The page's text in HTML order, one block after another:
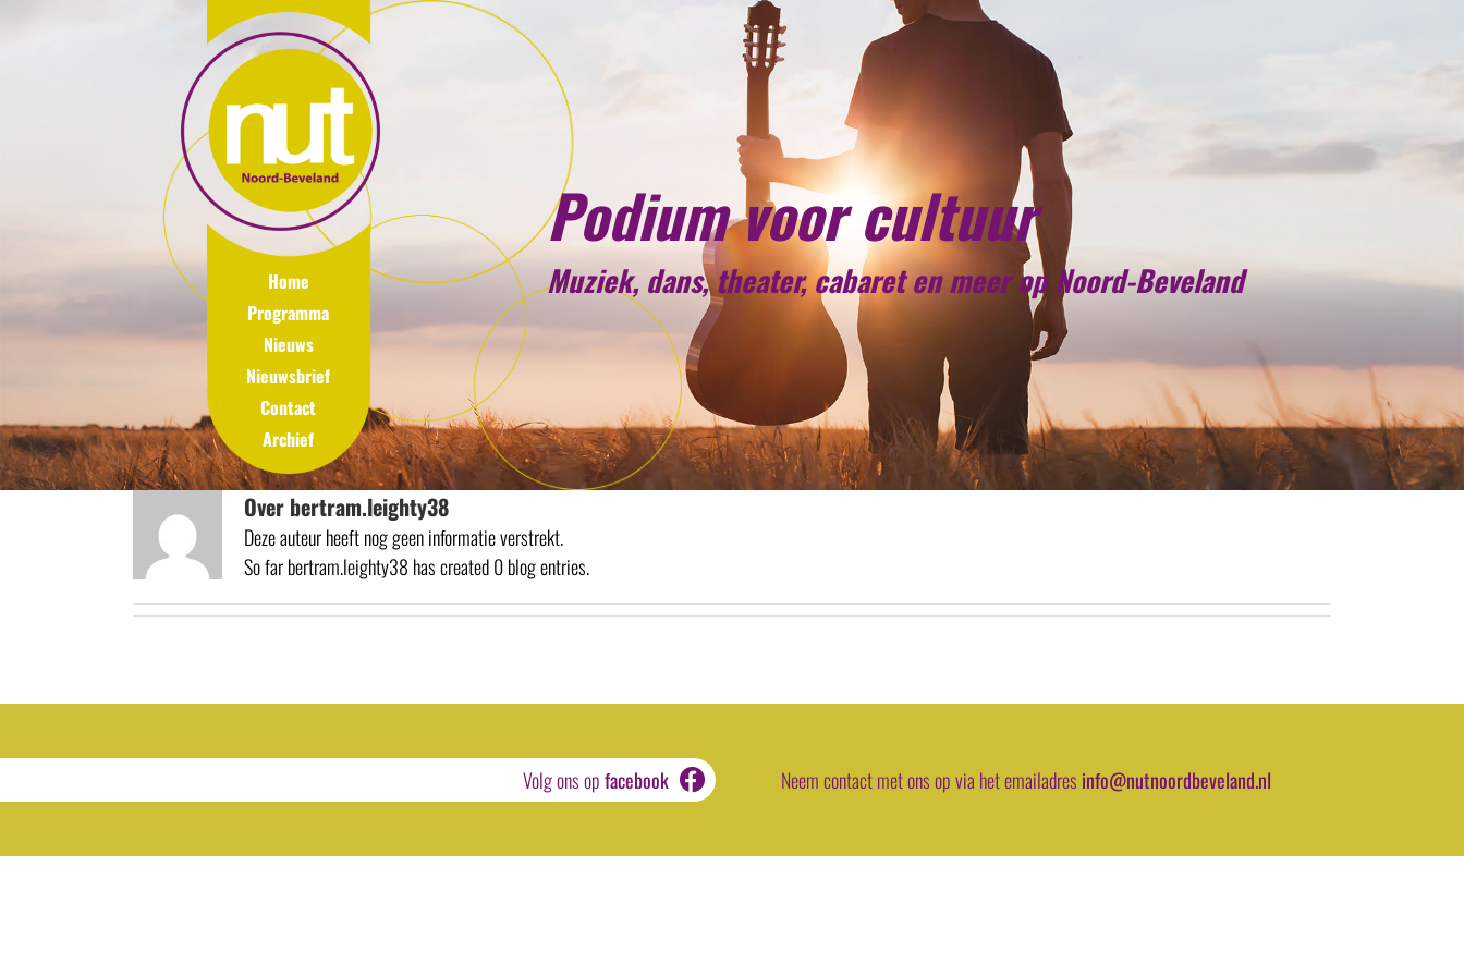
Home
Programma
Nieuws
Nieuwsbrief
Contact
Archief
Podium voor cultuur
Muziek, dans, theater, cabaret en meer op Noord-Beveland
Over bertram.leighty38
Deze auteur heeft nog geen informatie verstrekt.
So far bertram.leighty38 has created 0 blog entries.
Volg ons opfacebook Neem contact met ons op via het emailadres info@nutnoordbeveland.nl